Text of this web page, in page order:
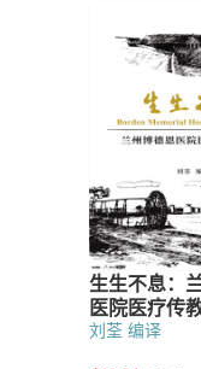
刘荃 编译